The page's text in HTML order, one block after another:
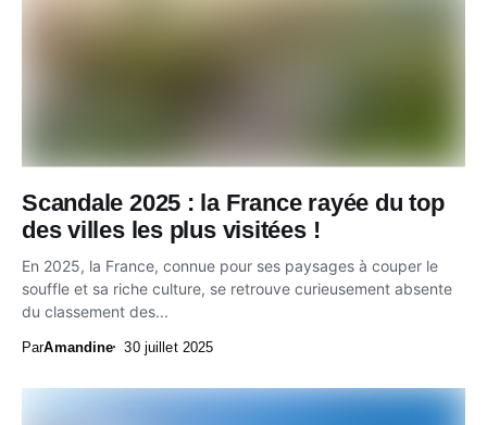
Scandale 2025 : la France rayée du top
des villes les plus visitées !
En 2025, la France, connue pour ses paysages à couper le
souffle et sa riche culture, se retrouve curieusement absente
du classement des...
ParAmandine 30 juillet 2025